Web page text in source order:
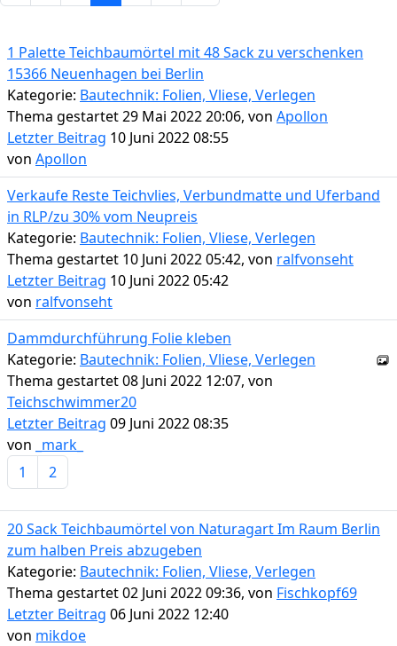
1 Palette Teichbaumörtel mit 48 Sack zu verschenken
15366 Neuenhagen bei Berlin
Kategorie: Bautechnik: Folien, Vliese, Verlegen
Thema gestartet 29 Mai 2022 20:06, von Apollon
Letzter Beitrag 10 Juni 2022 08:55
von Apollon
Verkaufe Reste Teichvlies, Verbundmatte und Uferband
in RLP/zu 30% vom Neupreis
Kategorie: Bautechnik: Folien, Vliese, Verlegen
Thema gestartet 10 Juni 2022 05:42, von ralfvonseht
Letzter Beitrag 10 Juni 2022 05:42
von ralfvonseht
Dammdurchführung Folie kleben
Kategorie: Bautechnik: Folien, Vliese, Verlegen
Thema gestartet 08 Juni 2022 12:07, von
Teichschwimmer20
Letzter Beitrag 09 Juni 2022 08:35
von _mark_
1
2
20 Sack Teichbaumörtel von Naturagart Im Raum Berlin
zum halben Preis abzugeben
Kategorie: Bautechnik: Folien, Vliese, Verlegen
Thema gestartet 02 Juni 2022 09:36, von Fischkopf69
Letzter Beitrag 06 Juni 2022 12:40
von mikdoe